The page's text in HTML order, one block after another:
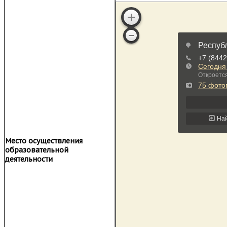
Место осуществления
образовательной
деятельности